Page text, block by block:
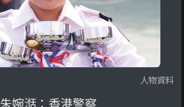
人物資料
朱婉湉：香港警察